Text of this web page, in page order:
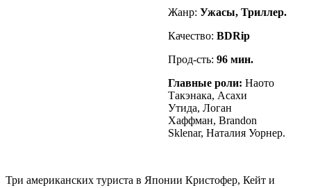
Жанр: Ужасы, Триллер.
Качество: BDRip
Прод-сть: 96 мин.
Главные роли: Наото
Такэнака, Асахи
Утида, Логан
Хаффман, Brandon
Sklenar, Наталия Уорнер.
Три американских туриста в Японии Кристофер, Кейт и